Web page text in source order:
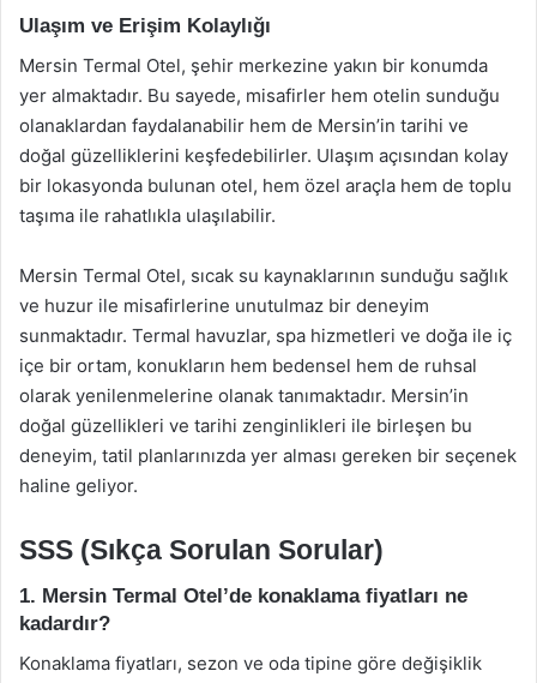
Ulaşım ve Erişim Kolaylığı
Mersin Termal Otel, şehir merkezine yakın bir konumda
yer almaktadır. Bu sayede, misafirler hem otelin sunduğu
olanaklardan faydalanabilir hem de Mersin’in tarihi ve
doğal güzelliklerini keşfedebilirler. Ulaşım açısından kolay
bir lokasyonda bulunan otel, hem özel araçla hem de toplu
taşıma ile rahatlıkla ulaşılabilir.
Mersin Termal Otel, sıcak su kaynaklarının sunduğu sağlık
ve huzur ile misafirlerine unutulmaz bir deneyim
sunmaktadır. Termal havuzlar, spa hizmetleri ve doğa ile iç
içe bir ortam, konukların hem bedensel hem de ruhsal
olarak yenilenmelerine olanak tanımaktadır. Mersin’in
doğal güzellikleri ve tarihi zenginlikleri ile birleşen bu
deneyim, tatil planlarınızda yer alması gereken bir seçenek
haline geliyor.
SSS (Sıkça Sorulan Sorular)
1. Mersin Termal Otel’de konaklama fiyatları ne
kadardır?
Konaklama fiyatları, sezon ve oda tipine göre değişiklik